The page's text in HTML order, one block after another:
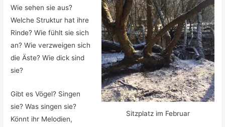
Sitzplatz im Februar
Wie sehen sie aus?
Welche Struktur hat ihre
Rinde? Wie fühlt sie sich
an? Wie verzweigen sich
die Äste? Wie dick sind
sie?
Gibt es Vögel? Singen
sie? Was singen sie?
Könnt ihr Melodien,